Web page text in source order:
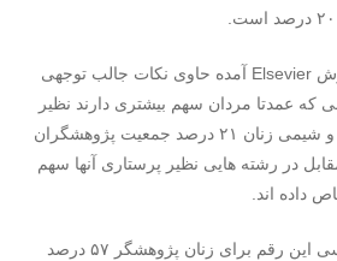
Elsevier آمده حاوی نکات جالب توجهی
عمدتا مردان سهم بیشتری دارند نظیر
مهندسی، ریاضیات، فیزیک و شیمی زنان ۲۱ درصد جمعیت پژوهشگران
در رشته هایی نظیر پرستاری آنها سهم
همچنین در عرصه روانشناسی این رقم برای زنان پژوهشگر ۵۷ درصد